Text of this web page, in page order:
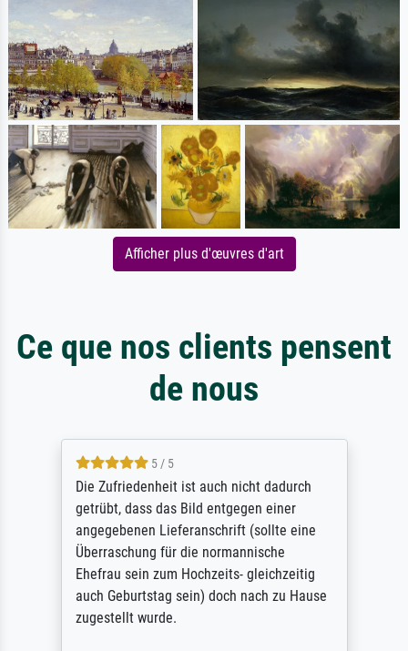
Afficher plus d'œuvres d'art
Ce que nos clients pensent
de nous
5 / 5
Die Zufriedenheit ist auch nicht dadurch
getrübt, dass das Bild entgegen einer
angegebenen Lieferanschrift (sollte eine
Überraschung für die normannische
Ehefrau sein zum Hochzeits- gleichzeitig
auch Geburtstag sein) doch nach zu Hause
zugestellt wurde.